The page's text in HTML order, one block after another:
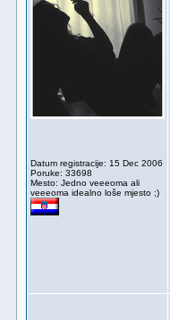
Datum registracije: 15 Dec 2006
Poruke: 33698
Mesto: Jedno veeeoma ali
veeeoma idealno loše mjesto ;)